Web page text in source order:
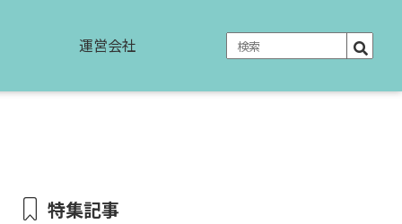
運営会社
特集記事